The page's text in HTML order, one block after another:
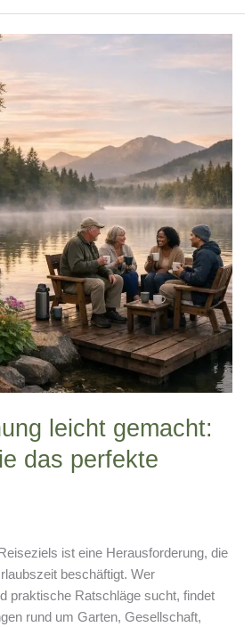
leicht gemacht:
das perfekte
ist eine Herausforderung, die
beschäftigt. Wer
praktische Ratschläge sucht, findet
rund um Garten, Gesellschaft,